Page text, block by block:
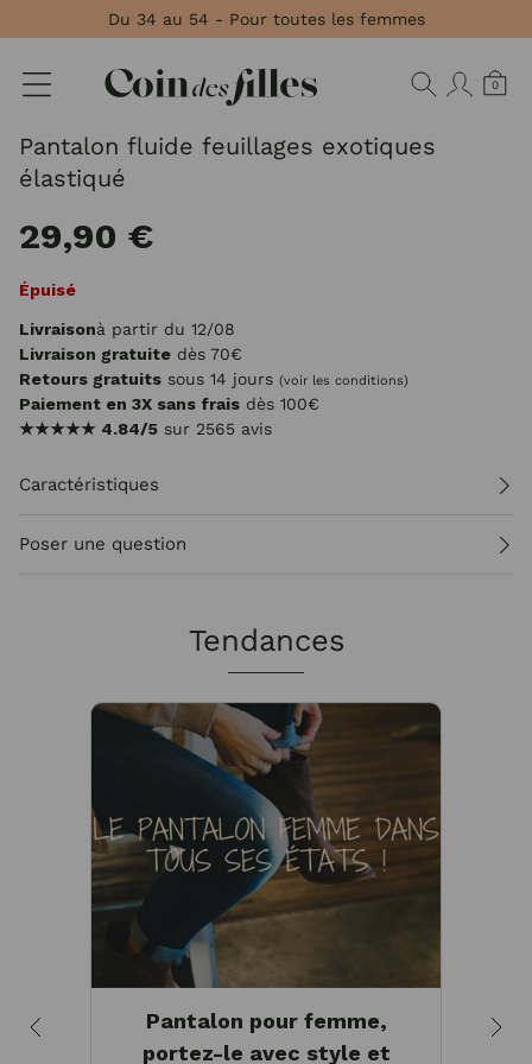
Du 34 au 54 - Pour toutes les femmes
0
Pantalon fluide feuillages exotiques
élastiqué
29,90 €
Épuisé
Livraisonà partir du 12/08
Livraison gratuite dès 70€
Retours gratuits sous 14 jours (voir les conditions)
Paiement en 3X sans frais dès 100€
★★★★★ 4.84/5 sur 2565 avis
Caractéristiques
Poser une question
Tendances
Pantalon pour femme,
portez-le avec style et
Panneau de gestion des cookies